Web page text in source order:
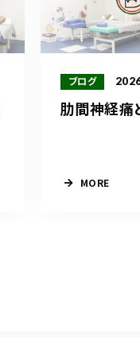
ブログ
肋間神経痛
MORE